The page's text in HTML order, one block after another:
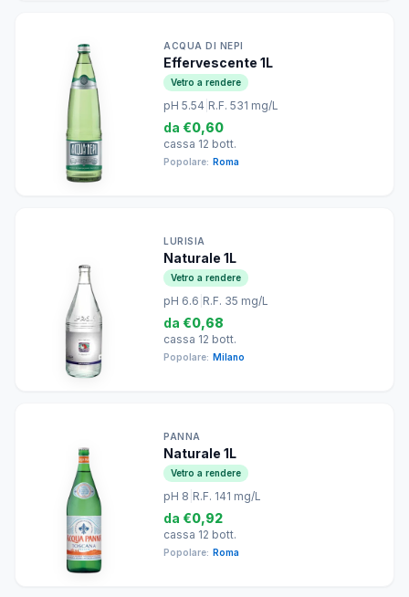
ACQUA DI NEPI
Effervescente 1L
Vetro a rendere
pH 5.54 R.F. 531 mg/L
da €0,60
cassa 12 bott.
Popolare: Roma
LURISIA
Naturale 1L
Vetro a rendere
pH 6.6 R.F. 35 mg/L
da €0,68
cassa 12 bott.
Popolare: Milano
PANNA
Naturale 1L
Vetro a rendere
pH 8 R.F. 141 mg/L
da €0,92
cassa 12 bott.
Popolare: Roma